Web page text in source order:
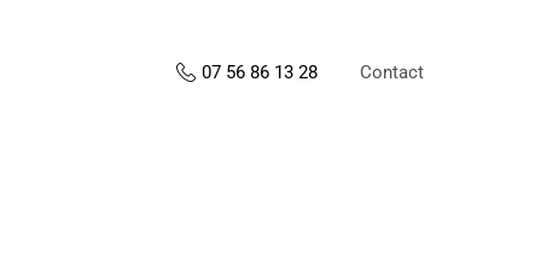
07 56 86 13 28 Contact